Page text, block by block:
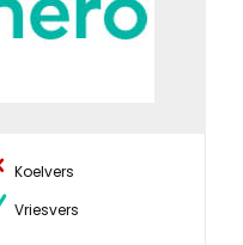
Koelvers
Vriesvers